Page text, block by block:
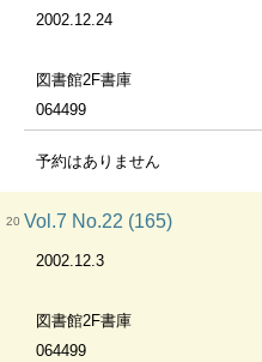
2002.12.24
図書館2F書庫
064499
予約はありません
20 Vol.7 No.22 (165)
2002.12.3
図書館2F書庫
064499